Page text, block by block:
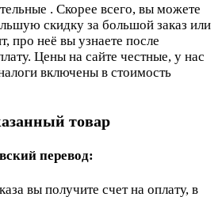
. Скорее всего, вы можете
скидку за большой заказ или
про неё вы узнаете после
Цены на сайте честные, у нас
включены в стоимость
товар
перевод:
вы получите счет на оплату, в